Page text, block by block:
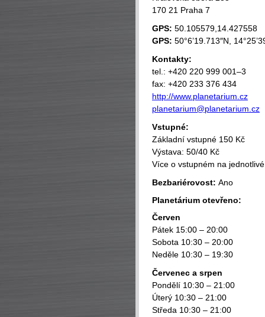
170 21 Praha 7
GPS: 50.105579,14.427558
GPS: 50°6’19.713″N,
Kontakty:
tel.: +420 220 999 001–3
fax: +420 233 376 434
http://www.planetarium.cz
planetarium@planetarium.cz
Vstupné:
Základní vstupné 150 Kč
Výstava: 50/40 Kč
Více o vstupném na
Bezbariérovost: Ano
Planetárium otevřeno:
Červen
Pátek 15:00 – 20:00
Sobota 10:30 – 20:00
Neděle 10:30 – 19:30
Červenec a srpen
Pondělí 10:30 – 21:00
Úterý 10:30 – 21:00
Středa 10:30 – 21:00